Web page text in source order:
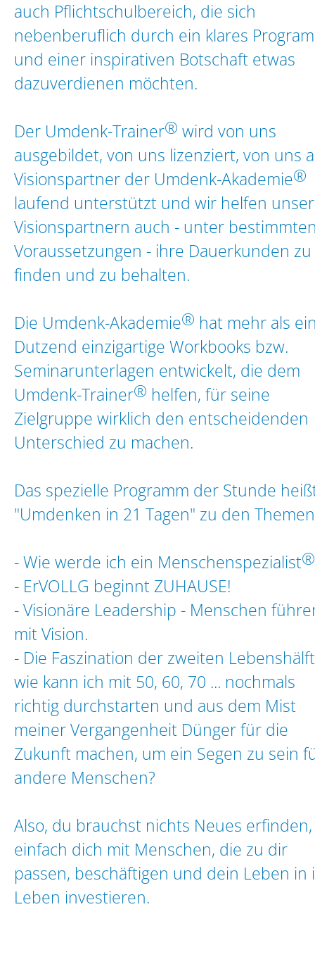
auch Pflichtschulbereich, die sich
nebenberuflich durch ein klares
und einer inspirativen Botschaft etwas
dazuverdienen möchten.
Der Umdenk-Trainer® wird von uns
ausgebildet, von uns lizenziert, von uns
Visionspartner der Umdenk-Akademie®
laufend unterstützt und wir helfen
Visionspartnern auch - unter
Voraussetzungen - ihre Dauerkunden zu
finden und zu behalten.
Die Umdenk-Akademie® hat mehr als
Dutzend einzigartige Workbooks bzw.
Seminarunterlagen entwickelt, die dem
Umdenk-Trainer® helfen, für seine
Zielgruppe wirklich den entscheidenden
Unterschied zu machen.
Das spezielle Programm der Stunde
"Umdenken in 21 Tagen" zu den
- Wie werde ich ein Menschenspezialist®
- ErVOLLG beginnt ZUHAUSE!
- Visionäre Leadership - Menschen
mit Vision.
- Die Faszination der zweiten
wie kann ich mit 50, 60, 70 ... nochmals
richtig durchstarten und aus dem Mist
meiner Vergangenheit Dünger für die
Zukunft machen, um ein Segen zu sein
andere Menschen?
Also, du brauchst nichts Neues erfinden,
einfach dich mit Menschen, die zu dir
passen, beschäftigen und dein Leben in
Leben investieren.